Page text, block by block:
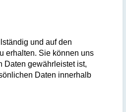
und auf den
erhalten. Sie können uns
Daten gewährleistet ist,
Daten innerhalb